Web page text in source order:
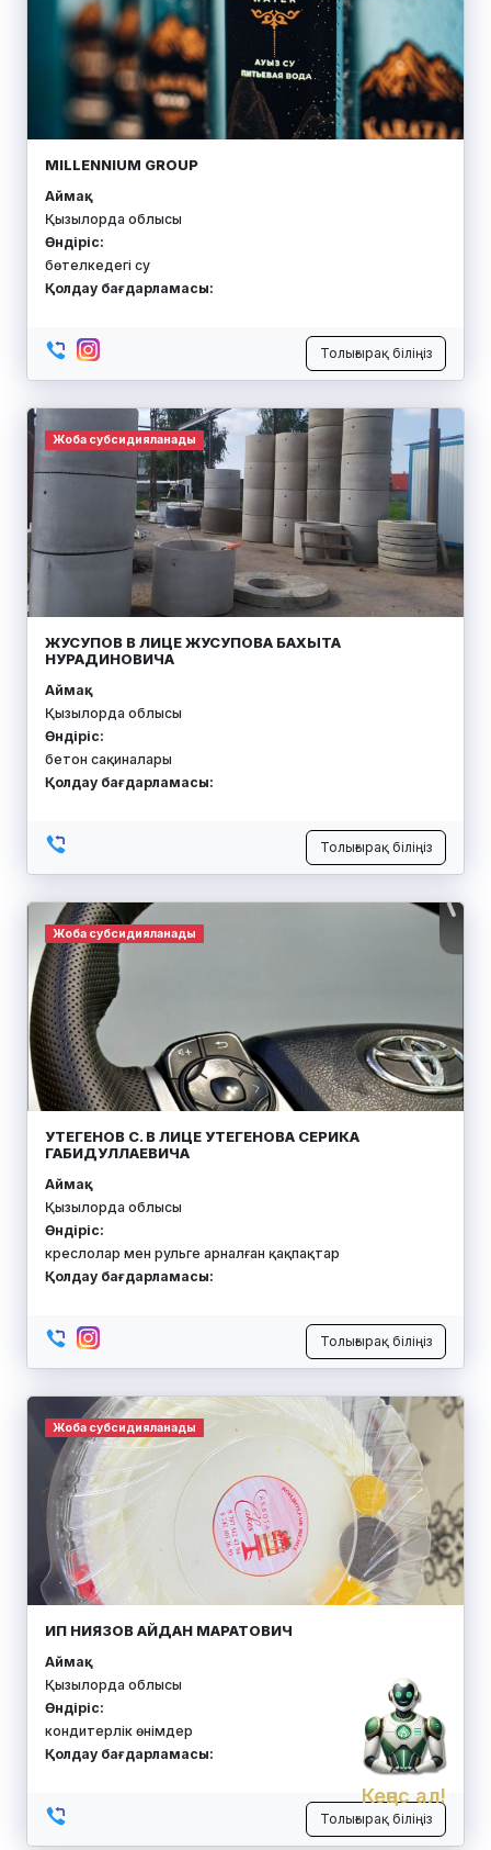
Кеңес ал!
MILLENNIUM GROUP
Аймақ:
Қызылорда облысы
Өндіріс:
бөтелкедегі су
Қолдау бағдарламасы:
Толығырақ біліңіз
Жоба субсидияланады
ЖУСУПОВ В ЛИЦЕ ЖУСУПОВА БАХЫТА
НУРАДИНОВИЧА
Аймақ:
Қызылорда облысы
Өндіріс:
бетон сақиналары
Қолдау бағдарламасы:
Толығырақ біліңіз
Жоба субсидияланады
УТЕГЕНОВ С. В ЛИЦЕ УТЕГЕНОВА СЕРИКА
ГАБИДУЛЛАЕВИЧА
Аймақ:
Қызылорда облысы
Өндіріс:
креслолар мен рульге арналған қақпақтар
Қолдау бағдарламасы:
Толығырақ біліңіз
Жоба субсидияланады
ИП НИЯЗОВ АЙДАН МАРАТОВИЧ
Аймақ:
Қызылорда облысы
Өндіріс:
кондитерлік өнімдер
Қолдау бағдарламасы:
Толығырақ біліңіз